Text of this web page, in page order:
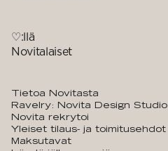
♡:llä
Novitalaiset
Tietoa Novitasta
Ravelry: Novita Design Studio
Novita rekrytoi
Yleiset tilaus- ja toimitusehdot
Maksutavat